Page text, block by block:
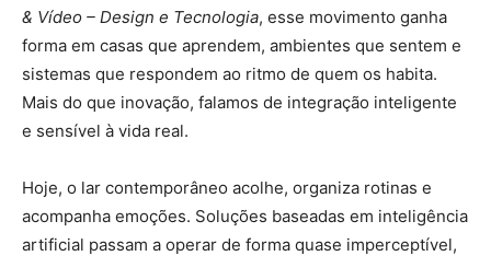
& Vídeo – Design e Tecnologia, esse movimento ganha
forma em casas que aprendem, ambientes que sentem e
sistemas que respondem ao ritmo de quem os habita.
Mais do que inovação, falamos de integração inteligente
e sensível à vida real.
Hoje, o lar contemporâneo acolhe, organiza rotinas e
acompanha emoções. Soluções baseadas em inteligência
artificial passam a operar de forma quase imperceptível,